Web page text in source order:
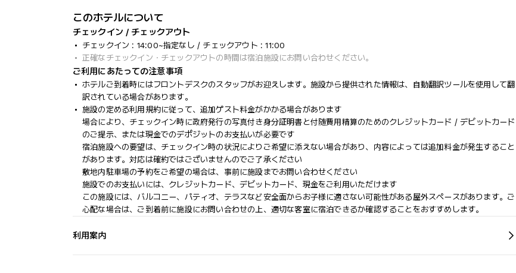
このホテルについて
チェックイン / チェックアウト
チェックイン : 14:00~指定なし / チェックアウト : 11:00
正確なチェックイン・チェックアウトの時間は宿泊施設にお問い合わせください。
ご利用にあたっての注意事項
ホテルご到着時にはフロントデスクのスタッフがお迎えします。施設から提供された情報は、自動翻訳ツールを使用して翻
訳されている場合があります。
施設の定める利用規約に従って、追加ゲスト料金がかかる場合があります
場合により、チェックイン時に政府発行の写真付き身分証明書と付随費用精算のためのクレジットカード / デビットカード
のご提示、または現金でのデポジットのお支払いが必要です
宿泊施設への要望は、チェックイン時の状況によりご希望に添えない場合があり、内容によっては追加料金が発生すること
があります。対応は確約ではございませんのでご了承ください
敷地内駐車場の予約をご希望の場合は、事前に施設までお問い合わせください
施設でのお支払いには、クレジットカード、デビットカード、現金をご利用いただけます
この施設には、バルコニー、パティオ、テラスなど安全面からお子様に適さない可能性がある屋外スペースがあります。ご
心配な場合は、ご到着前に施設にお問い合わせの上、適切な客室に宿泊できるか確認することをおすすめします。
利用案内